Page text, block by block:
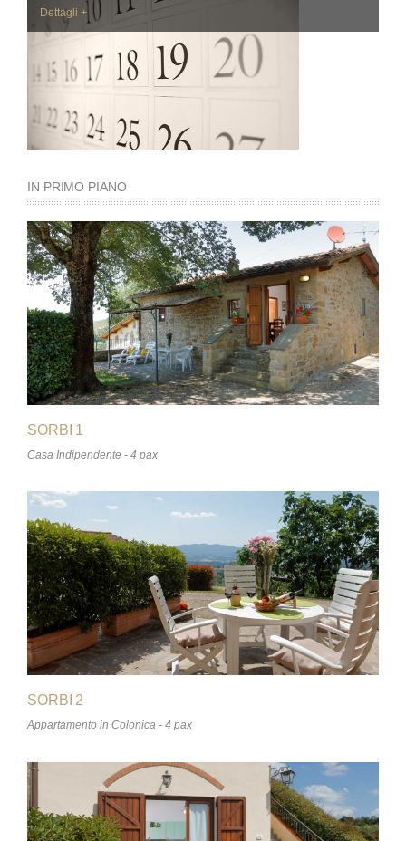
Dettagli +
IN PRIMO PIANO
SORBI 1
Casa Indipendente - 4 pax
SORBI 2
Appartamento in Colonica - 4 pax